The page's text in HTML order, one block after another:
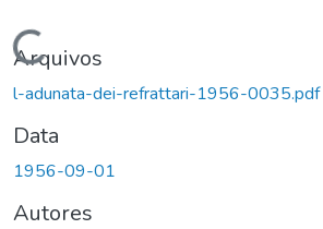
Carregando...
Arquivos
l-adunata-dei-refrattari-1956-0035.pdf
Data
1956-09-01
Autores